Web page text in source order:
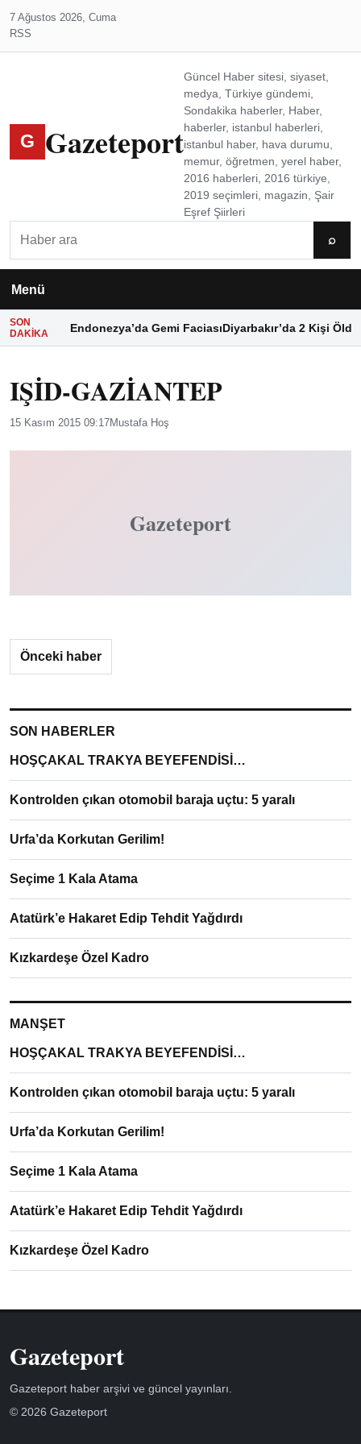
7 Ağustos 2026, Cuma
RSS
G Gazeteport
Güncel Haber sitesi, siyaset,
medya, Türkiye gündemi,
Sondakika haberler, Haber,
haberler, istanbul haberleri,
istanbul haber, hava durumu,
memur, öğretmen, yerel haber,
2016 haberleri, 2016 türkiye,
2019 seçimleri, magazin, Şair
Eşref Şiirleri
⌕
Menü
SON
DAKIKA
Endonezya’da Gemi FaciasıDiyarbakır’da 2 Kişi Öldü
IŞİD-GAZİANTEP
15 Kasım 2015 09:17Mustafa Hoş
Gazeteport
Önceki haber
SON HABERLER
HOŞÇAKAL TRAKYA BEYEFENDİSİ…
Kontrolden çıkan otomobil baraja uçtu: 5 yaralı
Urfa’da Korkutan Gerilim!
Seçime 1 Kala Atama
Atatürk’e Hakaret Edip Tehdit Yağdırdı
Kızkardeşe Özel Kadro
MANŞET
HOŞÇAKAL TRAKYA BEYEFENDİSİ…
Kontrolden çıkan otomobil baraja uçtu: 5 yaralı
Urfa’da Korkutan Gerilim!
Seçime 1 Kala Atama
Atatürk’e Hakaret Edip Tehdit Yağdırdı
Kızkardeşe Özel Kadro
Gazeteport
Gazeteport haber arşivi ve güncel yayınları.
© 2026 Gazeteport